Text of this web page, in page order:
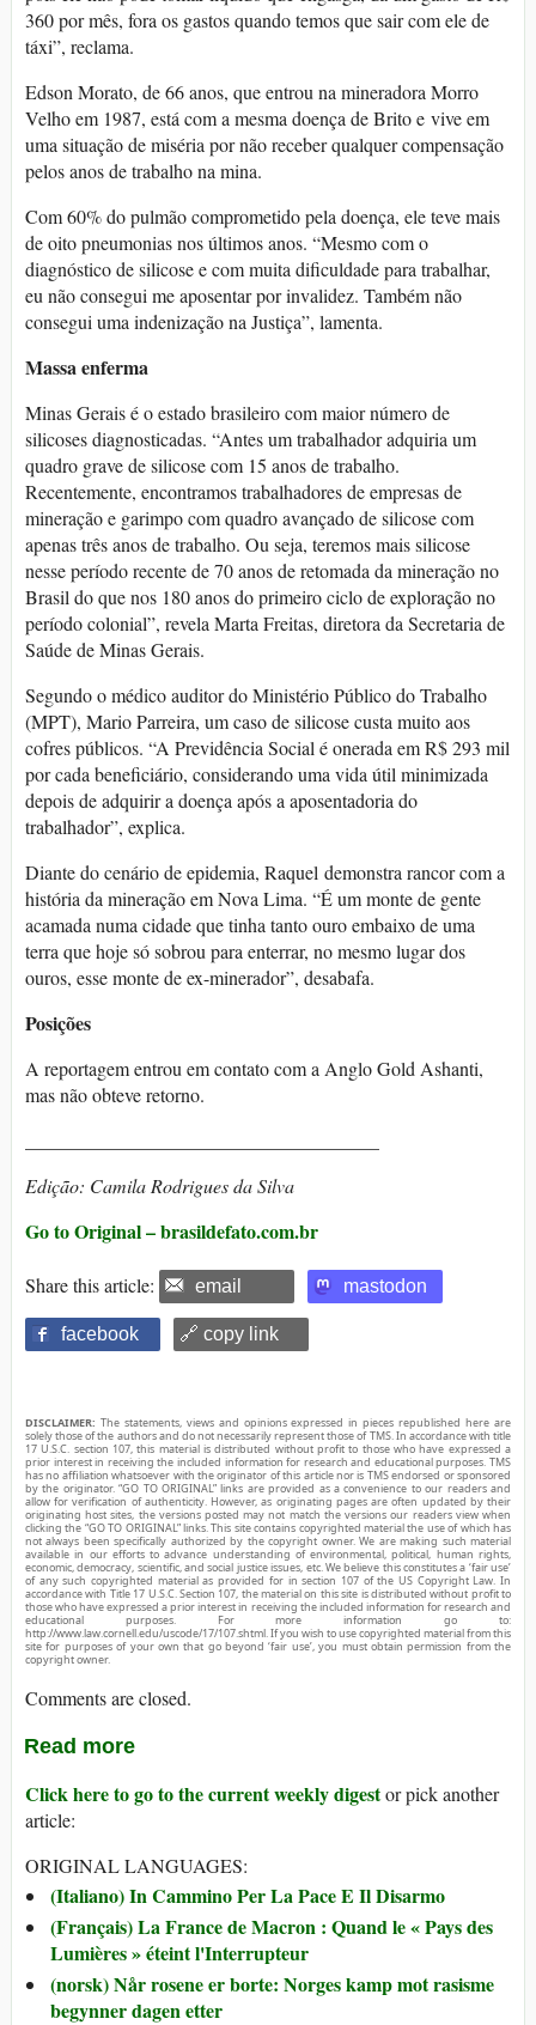
360 por mês, fora os gastos quando temos que sair com ele de
táxi”, reclama.
Edson Morato, de 66 anos, que entrou na mineradora Morro
Velho em 1987, está com a mesma doença de Brito e vive em
uma situação de miséria por não receber qualquer compensação
pelos anos de trabalho na mina.
Com 60% do pulmão comprometido pela doença, ele teve mais
de oito pneumonias nos últimos anos. “Mesmo com o
diagnóstico de silicose e com muita dificuldade para trabalhar,
eu não consegui me aposentar por invalidez. Também não
consegui uma indenização na Justiça”, lamenta.
Massa enferma
Minas Gerais é o estado brasileiro com maior número de
silicoses diagnosticadas. “Antes um trabalhador adquiria um
quadro grave de silicose com 15 anos de trabalho.
Recentemente, encontramos trabalhadores de empresas de
mineração e garimpo com quadro avançado de silicose com
apenas três anos de trabalho. Ou seja, teremos mais silicose
nesse período recente de 70 anos de retomada da mineração no
Brasil do que nos 180 anos do primeiro ciclo de exploração no
período colonial”, revela Marta Freitas, diretora da Secretaria de
Saúde de Minas Gerais.
Segundo o médico auditor do Ministério Público do Trabalho
(MPT), Mario Parreira, um caso de silicose custa muito aos
cofres públicos. “A Previdência Social é onerada em R$ 293 mil
por cada beneficiário, considerando uma vida útil minimizada
depois de adquirir a doença após a aposentadoria do
trabalhador”, explica.
Diante do cenário de epidemia, Raquel demonstra rancor com a
história da mineração em Nova Lima. “É um monte de gente
acamada numa cidade que tinha tanto ouro embaixo de uma
terra que hoje só sobrou para enterrar, no mesmo lugar dos
ouros, esse monte de ex-minerador”, desabafa.
Posições
A reportagem entrou em contato com a Anglo Gold Ashanti,
mas não obteve retorno.
Edição: Camila Rodrigues da Silva
Go to Original – brasildefato.com.br
Share this article: email mastodon
facebook 🔗 copy link
DISCLAIMER: The statements, views and opinions expressed in pieces republished here are
solely those of the authors and do not necessarily represent those of TMS. In accordance with title
17 U.S.C. section 107, this material is distributed without profit to those who have expressed a
prior interest in receiving the included information for research and educational purposes. TMS
has no affiliation whatsoever with the originator of this article nor is TMS endorsed or sponsored
by the originator. “GO TO ORIGINAL” links are provided as a convenience to our readers and
allow for verification of authenticity. However, as originating pages are often updated by their
originating host sites, the versions posted may not match the versions our readers view when
clicking the “GO TO ORIGINAL” links. This site contains copyrighted material the use of which has
not always been specifically authorized by the copyright owner. We are making such material
available in our efforts to advance understanding of environmental, political, human rights,
economic, democracy, scientific, and social justice issues, etc. We believe this constitutes a ‘fair use’
of any such copyrighted material as provided for in section 107 of the US Copyright Law. In
accordance with Title 17 U.S.C. Section 107, the material on this site is distributed without profit to
those who have expressed a prior interest in receiving the included information for research and
educational purposes. For more information go to:
http://www.law.cornell.edu/uscode/17/107.shtml. If you wish to use copyrighted material from this
site for purposes of your own that go beyond ‘fair use’, you must obtain permission from the
copyright owner.
Comments are closed.
Read more
Click here to go to the current weekly digestor pick another
article:
ORIGINAL LANGUAGES:
(Italiano) In Cammino Per La Pace E Il Disarmo
(Français) La France de Macron : Quand le « Pays des
Lumières » éteint l'Interrupteur
(norsk) Når rosene er borte: Norges kamp mot rasisme
begynner dagen etter